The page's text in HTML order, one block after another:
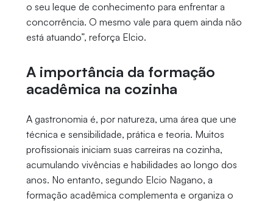
o seu leque de conhecimento para enfrentar a
concorrência. O mesmo vale para quem ainda não
está atuando”, reforça Elcio.
A importância da formação
acadêmica na cozinha
A gastronomia é, por natureza, uma área que une
técnica e sensibilidade, prática e teoria. Muitos
profissionais iniciam suas carreiras na cozinha,
acumulando vivências e habilidades ao longo dos
anos. No entanto, segundo Elcio Nagano, a
formação acadêmica complementa e organiza o